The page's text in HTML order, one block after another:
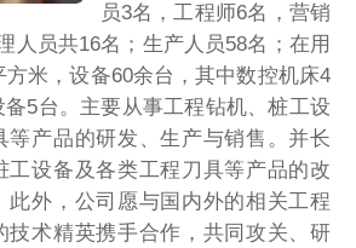
员3名，工程师6名，营销
人员共16名；生产人员58名；在用
方米，设备60余台，其中数控机床4
5台。主要从事工程钻机、桩工设
等产品的研发、生产与销售。并长
工设备及各类工程刀具等产品的改
此外，公司愿与国内外的相关工程
技术精英携手合作，共同攻关、研